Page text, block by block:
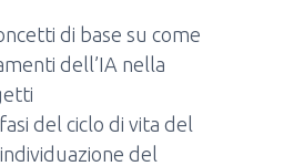
di base su come
dell’IA nella
del ciclo di vita del
del